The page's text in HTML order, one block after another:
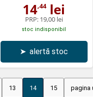
14,44lei
PRP: 19,00 lei
stoc indisponibil
➤ alertă stoc
13 14 15 pagina